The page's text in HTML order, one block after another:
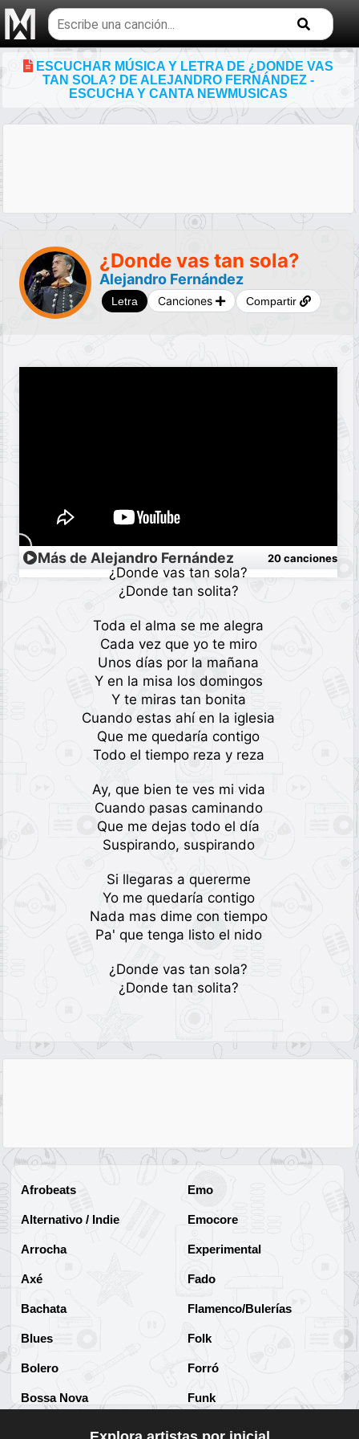
Buscar
temas
musicales
ESCUCHAR MÚSICA Y LETRA DE ¿DONDE VAS
TAN SOLA? DE ALEJANDRO FERNÁNDEZ -
ESCUCHA Y CANTA NEWMUSICAS
¿Donde vas tan sola?
Alejandro Fernández
Letra Canciones Compartir
¿Donde vas tan sola?
¿Donde tan solita?
Toda el alma se me alegra
Cada vez que yo te miro
Unos días por la mañana
Y en la misa los domingos
Y te miras tan bonita
Cuando estas ahí en la iglesia
Que me quedaría contigo
Todo el tiempo reza y reza
Ay, que bien te ves mi vida
Cuando pasas caminando
Que me dejas todo el día
Suspirando, suspirando
Si llegaras a quererme
Yo me quedaría contigo
Nada mas dime con tiempo
Pa' que tenga listo el nido
¿Donde vas tan sola?
¿Donde tan solita?
Más de Alejandro Fernández 20 canciones
Afrobeats
Alternativo / Indie
Arrocha
Axé
Bachata
Blues
Bolero
Bossa Nova
Emo
Emocore
Experimental
Fado
Flamenco/Bulerías
Folk
Forró
Funk